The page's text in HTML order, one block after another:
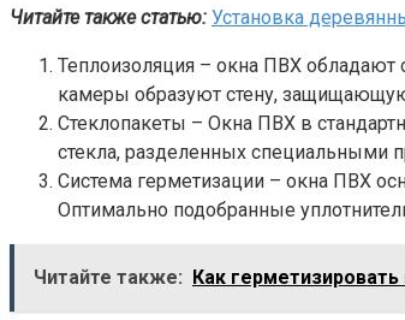
Читайте также статью: Установка
Теплоизоляция – окна ПВХ
камеры образуют стену, защищающую
Стеклопакеты – Окна ПВХ в
стекла, разделенных специальными
Система герметизации – окна ПВХ
Оптимально подобранные
Читайте также: Как